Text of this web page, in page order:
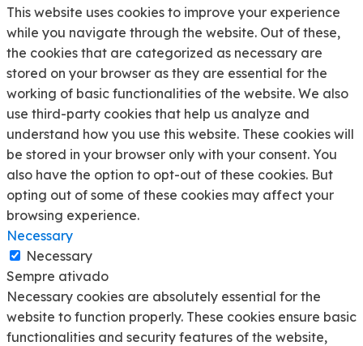
This website uses cookies to improve your experience
while you navigate through the website. Out of these,
the cookies that are categorized as necessary are
stored on your browser as they are essential for the
working of basic functionalities of the website. We also
use third-party cookies that help us analyze and
understand how you use this website. These cookies will
be stored in your browser only with your consent. You
also have the option to opt-out of these cookies. But
opting out of some of these cookies may affect your
browsing experience.
Necessary
Necessary
Sempre ativado
Necessary cookies are absolutely essential for the
website to function properly. These cookies ensure basic
functionalities and security features of the website,